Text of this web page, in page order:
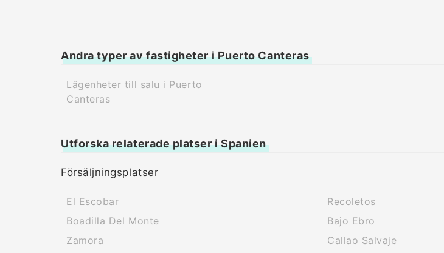
Andra typer av fastigheter i Puerto Canteras
Lägenheter till salu i Puerto
Canteras
Utforska relaterade platser i Spanien
Försäljningsplatser
El Escobar
Boadilla Del Monte
Zamora
Recoletos
Bajo Ebro
Callao Salvaje